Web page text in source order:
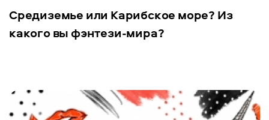
Средиземье или Карибское море? Из
какого вы фэнтези-мира?